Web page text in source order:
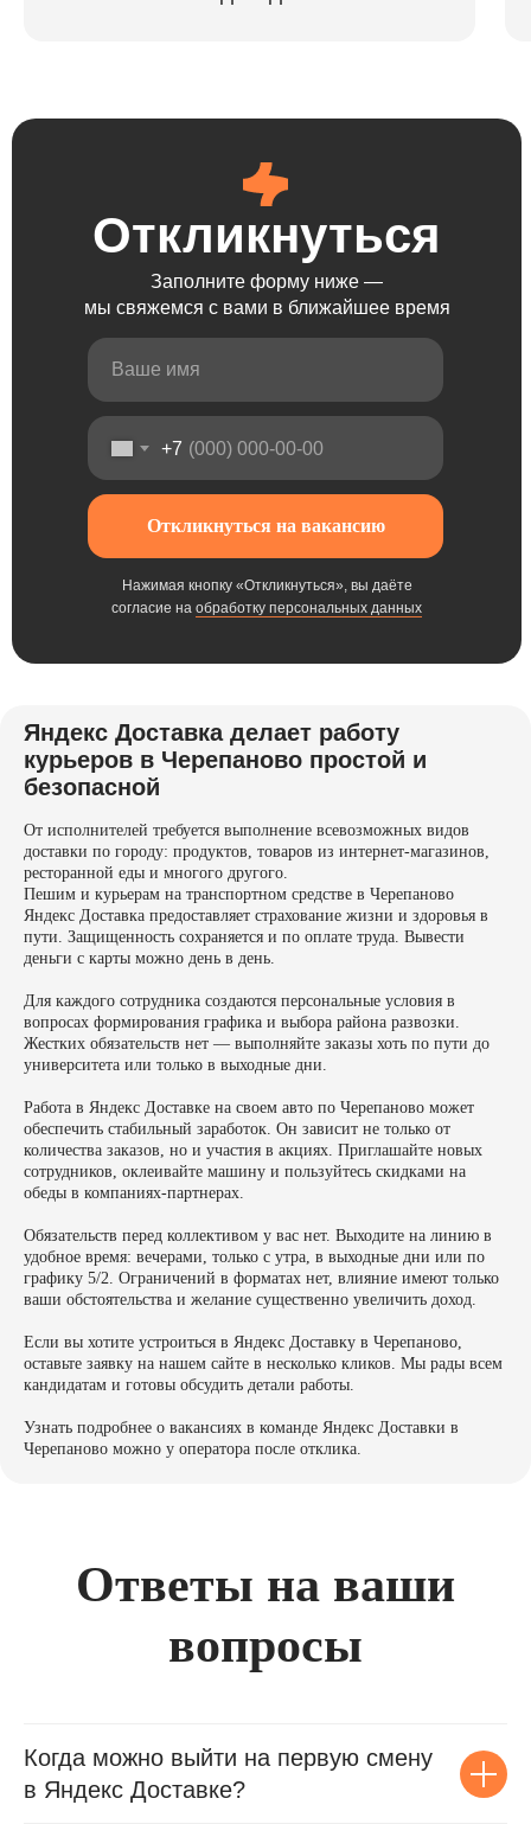
Откликнуться
Заполните форму ниже —
мы свяжемся с вами в ближайшее время
+7
Откликнуться на вакансию
Нажимая кнопку «Откликнуться», вы даёте
согласие на обработку персональных данных
Яндекс Доставка делает работу
курьеров в Черепаново простой и
безопасной
От исполнителей требуется выполнение всевозможных видов
доставки по городу: продуктов, товаров из интернет-магазинов,
ресторанной еды и многого другого.
Пешим и курьерам на транспортном средстве в Черепаново
Яндекс Доставка предоставляет страхование жизни и здоровья в
пути. Защищенность сохраняется и по оплате труда. Вывести
деньги с карты можно день в день.
Для каждого сотрудника создаются персональные условия в
вопросах формирования графика и выбора района развозки.
Жестких обязательств нет — выполняйте заказы хоть по пути до
университета или только в выходные дни.
Работа в Яндекс Доставке на своем авто по Черепаново может
обеспечить стабильный заработок. Он зависит не только от
количества заказов, но и участия в акциях. Приглашайте новых
сотрудников, оклеивайте машину и пользуйтесь скидками на
обеды в компаниях-партнерах.
Обязательств перед коллективом у вас нет. Выходите на линию в
удобное время: вечерами, только с утра, в выходные дни или по
графику 5/2. Ограничений в форматах нет, влияние имеют только
ваши обстоятельства и желание существенно увеличить доход.
Если вы хотите устроиться в Яндекс Доставку в Черепаново,
оставьте заявку на нашем сайте в несколько кликов. Мы рады всем
кандидатам и готовы обсудить детали работы.
Узнать подробнее о вакансиях в команде Яндекс Доставки в
Черепаново можно у оператора после отклика.
Ответы на ваши
вопросы
Когда можно выйти на первую смену
в Яндекс Доставке?